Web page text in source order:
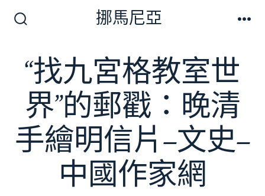
換
關
挪馬尼亞
“找九宮格教室世
界”的郵戳：晚清
手繪明信片–文史–
中國作家網